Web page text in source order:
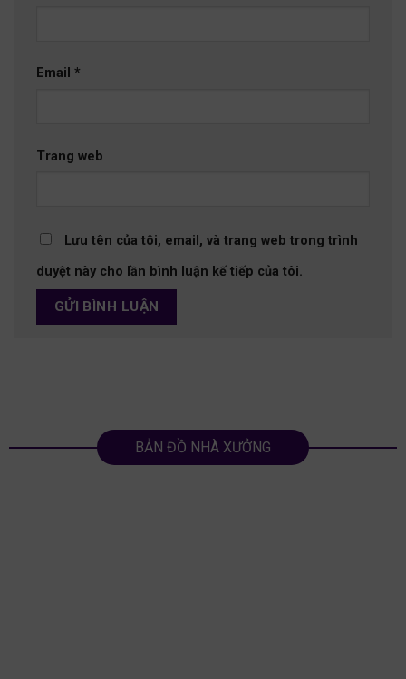
Email *
Trang web
Lưu tên của tôi, email, và trang web trong trình
duyệt này cho lần bình luận kế tiếp của tôi.
BẢN ĐỒ NHÀ XƯỞNG